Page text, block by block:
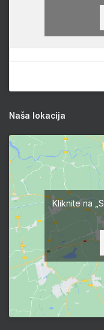
Naša lokacija
Kliknite na